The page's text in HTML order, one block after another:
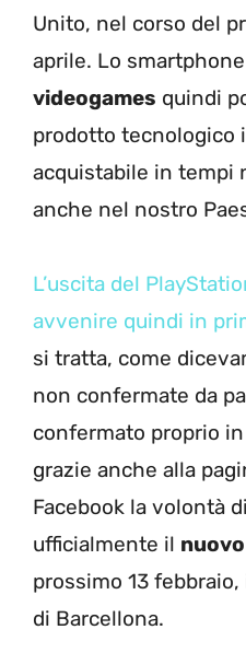
Unito, nel corso del
aprile. Lo
videogames quindi
prodotto tecnologico
acquistabile in tempi
anche nel nostro
L’uscita del
avvenire quindi in
si tratta, come
non confermate da
confermato proprio
grazie anche alla
Facebook la volontà
ufficialmente il
prossimo 13
di Barcellona.